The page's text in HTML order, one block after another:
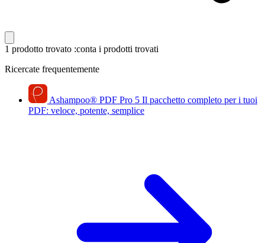
1 prodotto trovato :conta i prodotti trovati
Ricercate frequentemente
Ashampoo® PDF Pro 5 Il pacchetto completo per i tuoi
PDF: veloce, potente, semplice